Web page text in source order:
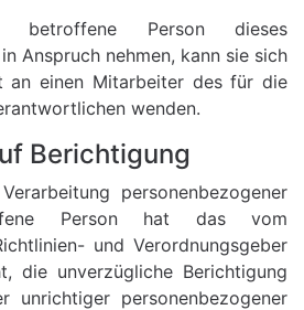
betroffene Person dieses
Anspruch nehmen, kann sie sich
an einen Mitarbeiter des für die
wenden.
Berichtigung
personenbezogener
Person hat das vom
und Verordnungsgeber
die unverzügliche Berichtigung
unrichtiger personenbezogener